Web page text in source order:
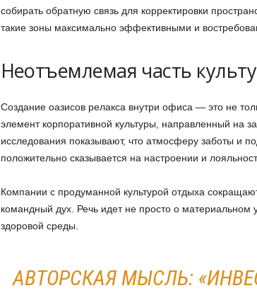
собирать обратную связь для корректировки
такие зоны максимально эффективными и
Неотъемлемая часть
Создание оазисов релакса внутри офиса — это не
элемент корпоративной культуры, направленный на
исследования показывают, что атмосферу заботы и
положительно сказывается на настроении и
Компании с продуманной культурой отдыха
командный дух. Речь идет не просто о материальном
здоровой среды.
АВТОРСКАЯ МЫСЛЬ: